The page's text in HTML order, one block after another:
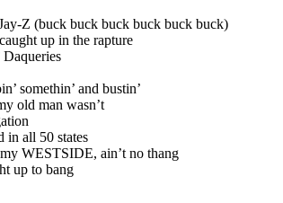
Z (buck buck buck buck buck buck)
up in the rapture
Daqueries
somethin’ and bustin’
old man wasn’t
in all 50 states
WESTSIDE, ain’t no thang
up to bang